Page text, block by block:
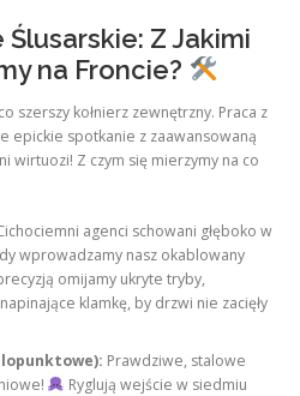
Z Jakimi
na Froncie?
szerszy kołnierz zewnętrzny. Praca z
epickie spotkanie z zaawansowaną
wirtuozi! Z czym się mierzymy na co
agenci schowani głęboko w
wprowadzamy nasz okablowany
omijamy ukryte tryby,
klamkę, by drzwi nie zacięły
Prawdziwe, stalowe
Ryglują wejście w siedmiu